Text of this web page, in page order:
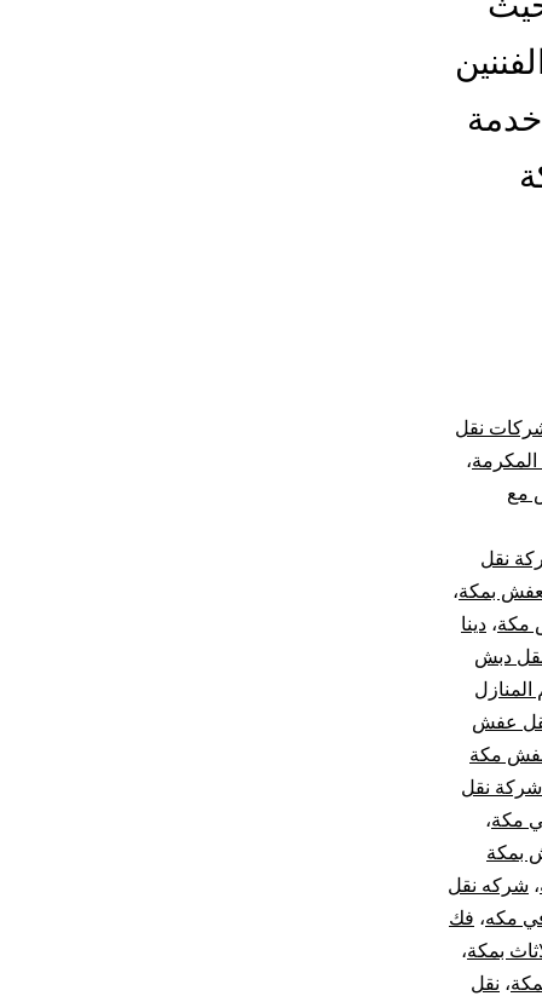
نقل
،
مع
نقل
بمكة،
مكة، دينا
دبش
عفش
مكة
شركة نقل
مكة،
بمكة
، شركه نقل
مكه، فك
بمكة،
، نقل